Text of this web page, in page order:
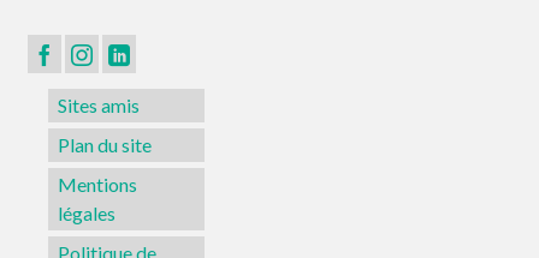
Sites amis
Plan du site
Mentions
légales
Politique de